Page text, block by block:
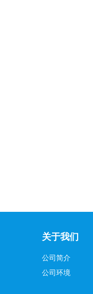
关于我们
公司简介
公司环境